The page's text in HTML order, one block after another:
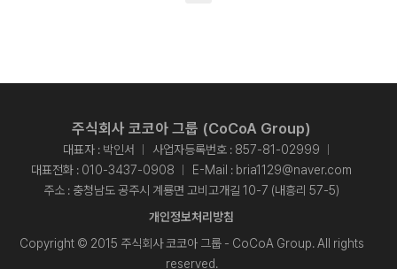
주식회사 코코아 그룹 (CoCoA Group)
대표자 : 박인서
사업자등록번호 : 857-81-02999
대표전화 : 010-3437-0908 E-Mail : bria1129@naver.com
주소 : 충청남도 공주시 계룡면 고비고개길 10-7 (내흥리 57-5)
개인정보처리방침
Copyright © 2015 주식회사 코코아 그룹 - CoCoA Group. All rights
reserved.